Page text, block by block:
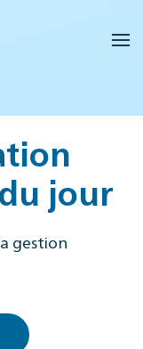
jour
gestion